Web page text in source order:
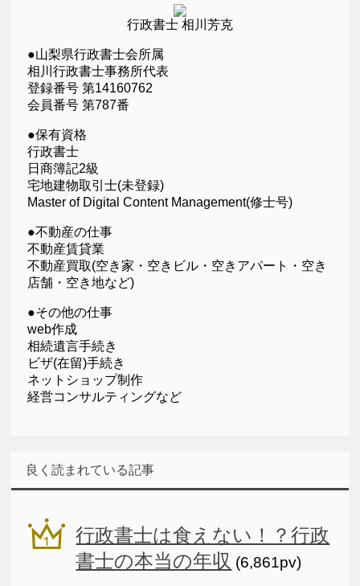
行政書士 相川芳克
●山梨県行政書士会所属
相川行政書士事務所代表
登録番号 第14160762
会員番号 第787番
●保有資格
行政書士
日商簿記2級
宅地建物取引士(未登録)
Master of Digital Content Management(修士号)
●不動産の仕事
不動産賃貸業
不動産買取(空き家・空きビル・空きアパート・空き
店舗・空き地など)
●その他の仕事
web作成
相続遺言手続き
ビザ(在留)手続き
ネットショップ制作
経営コンサルティングなど
良く読まれている記事
行政書士は食えない！？行政
書士の本当の年収 (6,861pv)